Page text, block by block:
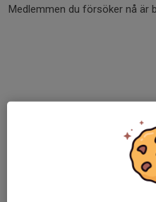
Medlemmen du försöker nå är